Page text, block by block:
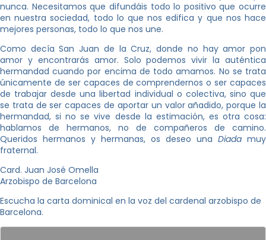
nunca. Necesitamos que difundáis todo lo positivo que ocurre
en nuestra sociedad, todo lo que nos edifica y que nos hace
mejores personas, todo lo que nos une.
Como decía San Juan de la Cruz, donde no hay amor pon
amor y encontrarás amor. Solo podemos vivir la auténtica
hermandad cuando por encima de todo amamos. No se trata
únicamente de ser capaces de comprendernos o ser capaces
de trabajar desde una libertad individual o colectiva, sino que
se trata de ser capaces de aportar un valor añadido, porque la
hermandad, si no se vive desde la estimación, es otra cosa:
hablamos de hermanos, no de compañeros de camino.
Queridos hermanos y hermanas, os deseo una Diada muy
fraternal.
Card. Juan José Omella
Arzobispo de Barcelona
Escucha la carta dominical en la voz del cardenal arzobispo de
Barcelona.